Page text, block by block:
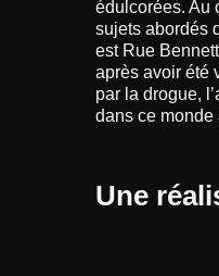
édulcorées. Au
sujets abordés
est Rue
après avoir été
par la drogue,
dans ce monde
Une